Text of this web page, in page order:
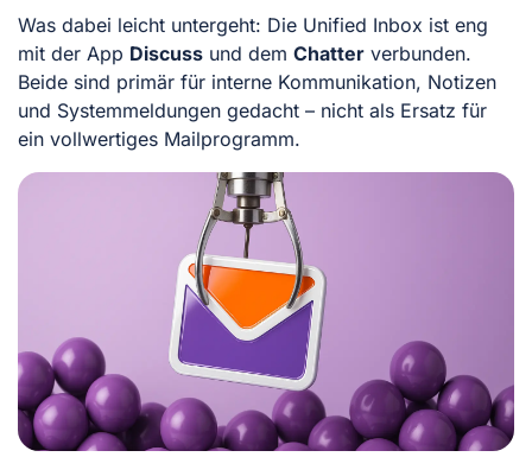
Was dabei leicht untergeht: Die Unified Inbox ist eng
mit der App Discuss und dem Chatter verbunden.
Beide sind primär für interne Kommunikation, Notizen
und Systemmeldungen gedacht – nicht als Ersatz für
ein vollwertiges Mailprogramm.